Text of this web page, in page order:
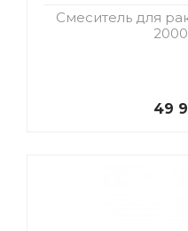
Смеситель для
49